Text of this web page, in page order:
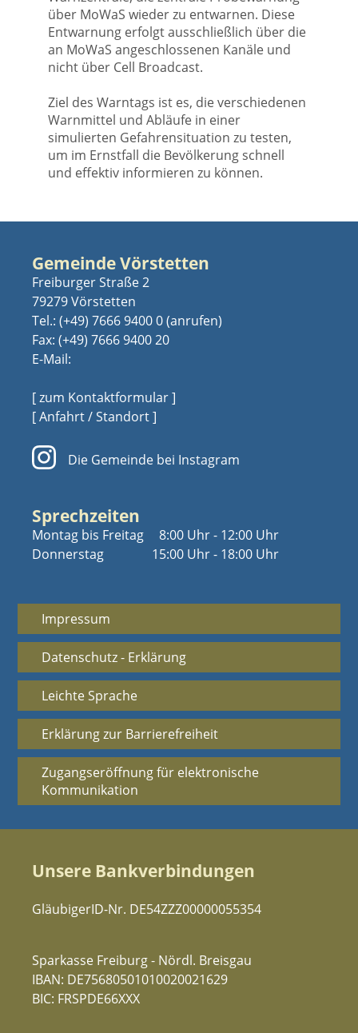
über MoWaS wieder zu entwarnen. Diese
Entwarnung erfolgt ausschließlich über die
an MoWaS angeschlossenen Kanäle und
nicht über Cell Broadcast.
Ziel des Warntags ist es, die verschiedenen
Warnmittel und Abläufe in einer
simulierten Gefahrensituation zu testen,
um im Ernstfall die Bevölkerung schnell
und effektiv informieren zu können.
Gemeinde Vörstetten
Freiburger Straße 2
79279 Vörstetten
Tel.: (+49) 7666 9400 0
Fax: (+49) 7666 9400 20
E-Mail:
[ zum Kontaktformular ]
[ Anfahrt / Standort ]
Die Gemeinde bei Instagram
Sprechzeiten
Montag bis Freitag
Donnerstag
8:00 Uhr - 12:00 Uhr
15:00 Uhr - 18:00 Uhr
Impressum
Datenschutz - Erklärung
Leichte Sprache
Erklärung zur Barrierefreiheit
Zugangseröffnung für elektronische
Kommunikation
Unsere Bankverbindungen
GläubigerID-Nr. DE54ZZZ00000055354
Sparkasse Freiburg - Nördl. Breisgau
IBAN: DE75680501010020021629
BIC: FRSPDE66XXX